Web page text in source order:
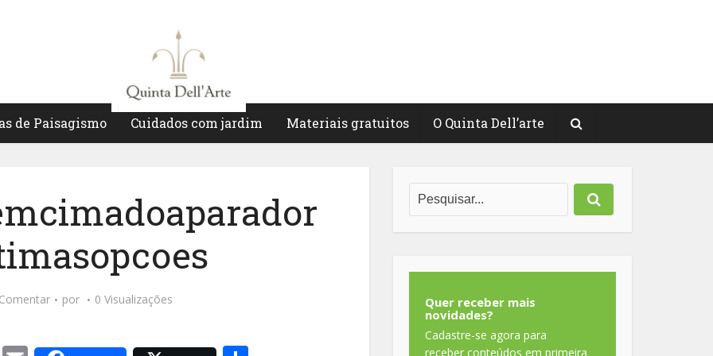
de Paisagismo Cuidados com jardim Materiais gratuitos O Quinta Dell’arte
Comentar por 0 Visualizações
Quer receber mais
novidades?
Cadastre-se agora para
receber conteúdos em primeira